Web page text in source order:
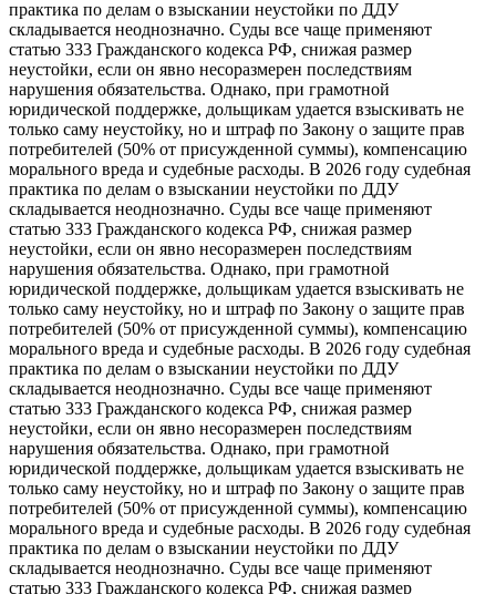
практика по делам о взыскании неустойки по ДДУ
складывается неоднозначно. Суды все чаще применяют
статью 333 Гражданского кодекса РФ, снижая размер
неустойки, если он явно несоразмерен последствиям
нарушения обязательства. Однако, при грамотной
юридической поддержке, дольщикам удается взыскивать не
только саму неустойку, но и штраф по Закону о защите прав
потребителей (50% от присужденной суммы), компенсацию
морального вреда и судебные расходы. В 2026 году судебная
практика по делам о взыскании неустойки по ДДУ
складывается неоднозначно. Суды все чаще применяют
статью 333 Гражданского кодекса РФ, снижая размер
неустойки, если он явно несоразмерен последствиям
нарушения обязательства. Однако, при грамотной
юридической поддержке, дольщикам удается взыскивать не
только саму неустойку, но и штраф по Закону о защите прав
потребителей (50% от присужденной суммы), компенсацию
морального вреда и судебные расходы. В 2026 году судебная
практика по делам о взыскании неустойки по ДДУ
складывается неоднозначно. Суды все чаще применяют
статью 333 Гражданского кодекса РФ, снижая размер
неустойки, если он явно несоразмерен последствиям
нарушения обязательства. Однако, при грамотной
юридической поддержке, дольщикам удается взыскивать не
только саму неустойку, но и штраф по Закону о защите прав
потребителей (50% от присужденной суммы), компенсацию
морального вреда и судебные расходы. В 2026 году судебная
практика по делам о взыскании неустойки по ДДУ
складывается неоднозначно. Суды все чаще применяют
статью 333 Гражданского кодекса РФ, снижая размер